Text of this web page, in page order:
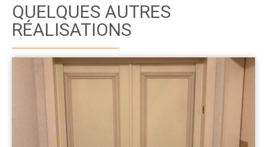
QUELQUES AUTRES
RÉALISATIONS